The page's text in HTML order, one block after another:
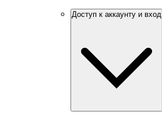
Доступ к аккаунту и вход